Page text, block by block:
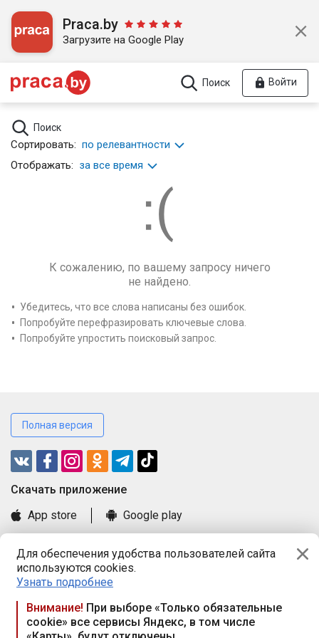
Для обеспечения удобства пользователей сайта
используются cookies.
Узнать подробнее
Внимание! При выборе «Только обязательные
cookie» все сервисы Яндекс, в том числе
Praca.by
Загрузите на Google Play
Поиск Войти
Поиск
Сортировать: по релевантности
Отображать: за все время
К сожалению, по вашему запросу ничего
не найдено.
Убедитесь, что все слова написаны без ошибок.
Попробуйте перефразировать ключевые слова.
Попробуйте упростить поисковый запрос.
Полная версия
Cкачать приложение
App store
Google play
Книга замечаний и предложений
Правила и документы
Praca.by © 2000—2026, ООО «ПРАЦА БАЙ»
Республика Беларусь, 220114, г. Минск, пр-т Независимости
117а, пом. № 9.